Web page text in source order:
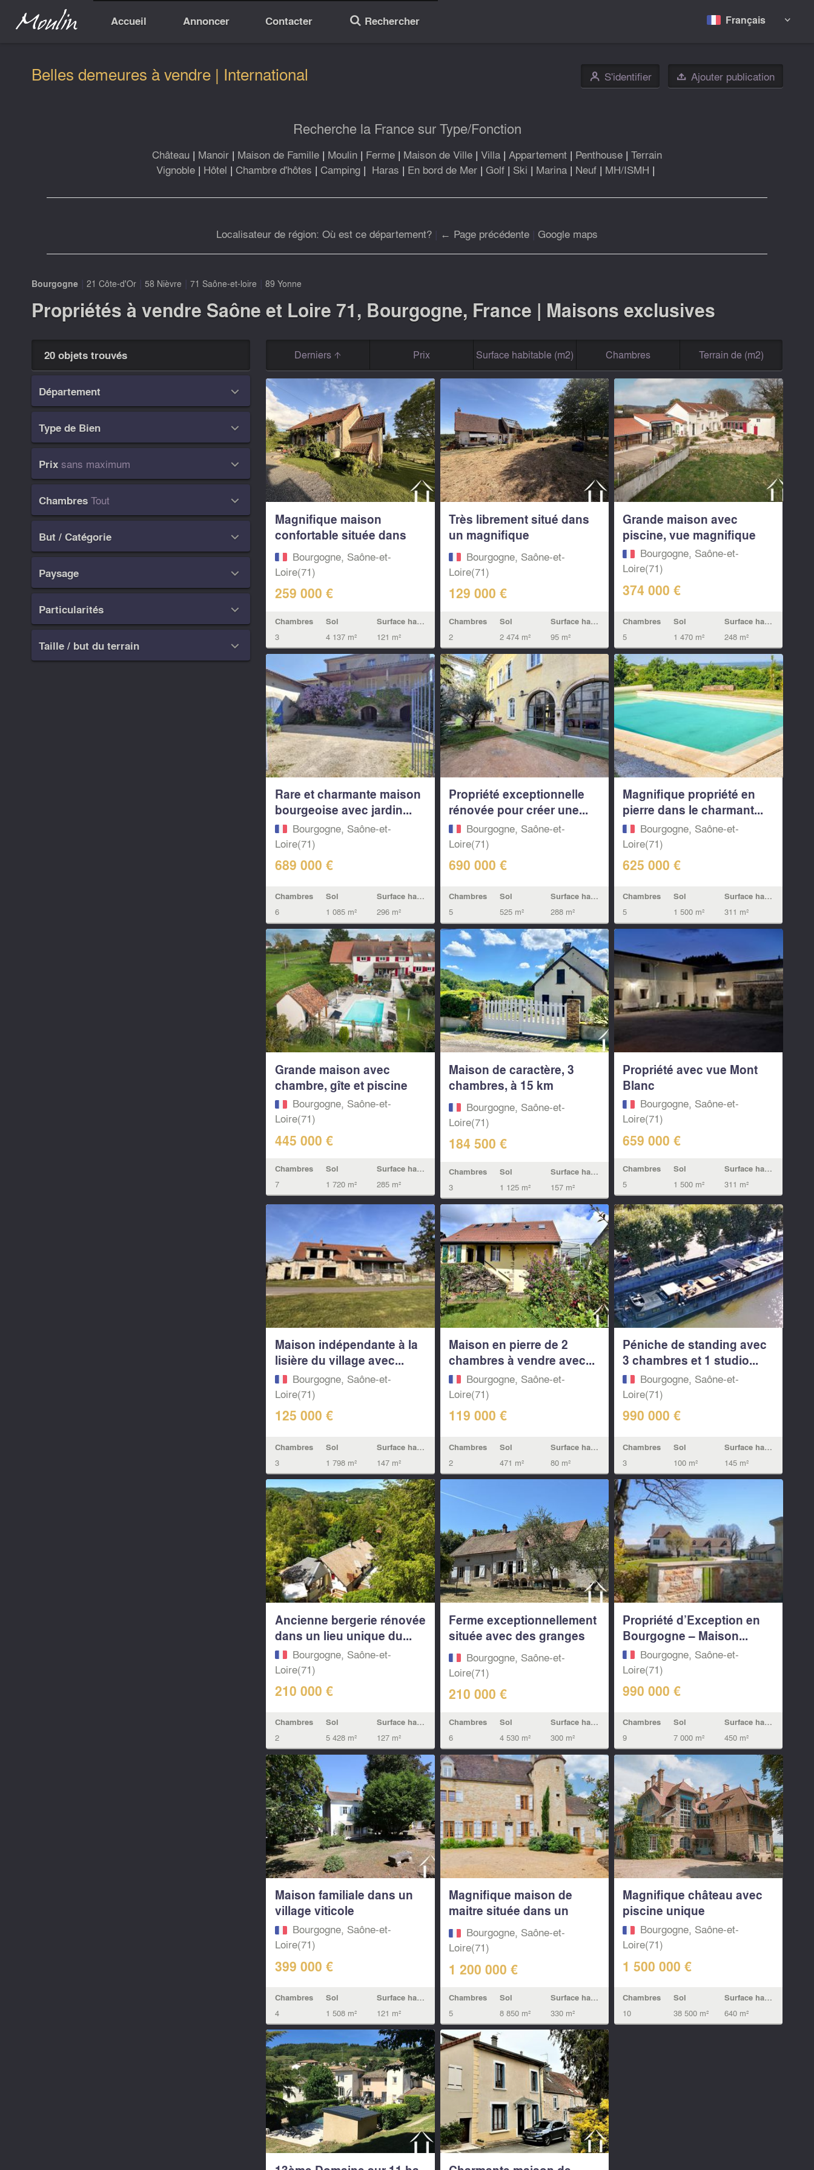
Accueil Annoncer Contacter 🔎 Rechercher Français 
Belles demeures à vendre | International 👤 S'identifier  Ajouter publication
Recherche la France sur Type/Fonction
Château | Manoir | Maison de Famille | Moulin | Ferme | Maison de Ville | Villa | Appartement | Penthouse | Terrain
Vignoble | Hôtel | Chambre d'hôtes | Camping | Haras | En bord de Mer | Golf | Ski | Marina | Neuf | MH/ISMH |
Localisateur de région: Où est ce département? | ← Page précédente | Google maps
Bourgogne| 21 Côte-d'Or| 58 Nièvre | 71 Saône-et-loire | 89 Yonne
Propriétés à vendre Saône et Loire 71, Bourgogne, France | Maisons exclusives
20 objets trouvés
Département 
Type de Bien 
Prix sans maximum 
Chambres Tout 
But / Catégorie 
Paysage 
Particularités 
Taille / but du terrain 
Derniers Prix Surface habitable (m2) Chambres Terrain de (m2)
Magnifique maison
confortable située dans
un...Bourgogne, Saône-et-
Loire(71)
259 000 €
Chambres
3
Sol
4 137 m²
Surface habitable
121 m²
Très librement situé dans
un magnifique
environnement...
Bourgogne, Saône-et-
Loire(71)
129 000 €
Chambres
2
Sol
2 474 m²
Surface habitable
95 m²
Grande maison avec
piscine, vue magnifique
Bourgogne, Saône-et-
Loire(71)
374 000 €
Chambres
5
Sol
1 470 m²
Surface habitable
248 m²
Rare et charmante maison
bourgeoise avec jardin...
Bourgogne, Saône-et-
Loire(71)
689 000 €
Chambres
6
Sol
1 085 m²
Surface habitable
296 m²
Propriété exceptionnelle
rénovée pour créer une...
Bourgogne, Saône-et-
Loire(71)
690 000 €
Chambres
5
Sol
525 m²
Surface habitable
288 m²
Magnifique propriété en
pierre dans le charmant...
Bourgogne, Saône-et-
Loire(71)
625 000 €
Chambres
5
Sol
1 500 m²
Surface habitable
311 m²
Grande maison avec
chambre, gîte et piscine
Bourgogne, Saône-et-
Loire(71)
445 000 €
Chambres
7
Sol
1 720 m²
Surface habitable
285 m²
Maison de caractère, 3
chambres, à 15 km
d'AutunBourgogne, Saône-et-
Loire(71)
184 500 €
Chambres
3
Sol
1 125 m²
Surface habitable
157 m²
Propriété avec vue Mont
Blanc
Bourgogne, Saône-et-
Loire(71)
659 000 €
Chambres
5
Sol
1 500 m²
Surface habitable
311 m²
Maison indépendante à la
lisière du village avec...
Bourgogne, Saône-et-
Loire(71)
125 000 €
Chambres
3
Sol
1 798 m²
Surface habitable
147 m²
Maison en pierre de 2
chambres à vendre avec...
Bourgogne, Saône-et-
Loire(71)
119 000 €
Chambres
2
Sol
471 m²
Surface habitable
80 m²
Péniche de standing avec
3 chambres et 1 studio...
Bourgogne, Saône-et-
Loire(71)
990 000 €
Chambres
3
Sol
100 m²
Surface habitable
145 m²
Ancienne bergerie rénovée
dans un lieu unique du...
Bourgogne, Saône-et-
Loire(71)
210 000 €
Chambres
2
Sol
5 428 m²
Surface habitable
127 m²
Ferme exceptionnellement
située avec des granges
et...Bourgogne, Saône-et-
Loire(71)
210 000 €
Chambres
6
Sol
4 530 m²
Surface habitable
300 m²
Propriété d’Exception en
Bourgogne – Maison...
Bourgogne, Saône-et-
Loire(71)
990 000 €
Chambres
9
Sol
7 000 m²
Surface habitable
450 m²
Maison familiale dans un
village viticole
Bourgogne, Saône-et-
Loire(71)
399 000 €
Chambres
4
Sol
1 508 m²
Surface habitable
121 m²
Magnifique maison de
maitre située dans un
village...Bourgogne, Saône-et-
Loire(71)
1 200 000 €
Chambres
5
Sol
8 850 m²
Surface habitable
330 m²
Magnifique château avec
piscine unique
Bourgogne, Saône-et-
Loire(71)
1 500 000 €
Chambres
10
Sol
38 500 m²
Surface habitable
640 m²